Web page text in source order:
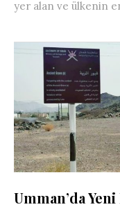
yer alan ve ülkenin
Umman’da